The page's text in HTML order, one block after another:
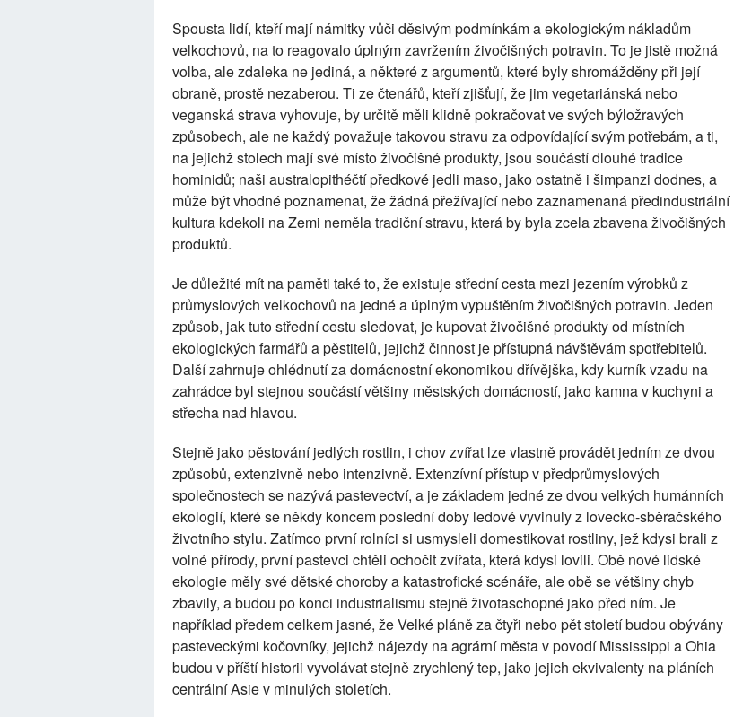
Spousta lidí, kteří mají námitky vůči děsivým podmínkám a ekologickým nákladům
velkochovů, na to reagovalo úplným zavržením živočišných potravin. To je jistě možná
volba, ale zdaleka ne jediná, a některé z argumentů, které byly shromážděny při její
obraně, prostě nezaberou. Ti ze čtenářů, kteří zjišťují, že jim vegetariánská nebo
veganská strava vyhovuje, by určitě měli klidně pokračovat ve svých býložravých
způsobech, ale ne každý považuje takovou stravu za odpovídající svým potřebám, a ti,
na jejichž stolech mají své místo živočišné produkty, jsou součástí dlouhé tradice
hominidů; naši australopithéčtí předkové jedli maso, jako ostatně i šimpanzi dodnes, a
může být vhodné poznamenat, že žádná přežívající nebo zaznamenaná předindustriální
kultura kdekoli na Zemi neměla tradiční stravu, která by byla zcela zbavena živočišných
produktů.
Je důležité mít na paměti také to, že existuje střední cesta mezi jezením výrobků z
průmyslových velkochovů na jedné a úplným vypuštěním živočišných potravin. Jeden
způsob, jak tuto střední cestu sledovat, je kupovat živočišné produkty od místních
ekologických farmářů a pěstitelů, jejichž činnost je přístupná návštěvám spotřebitelů.
Další zahrnuje ohlédnutí za domácnostní ekonomikou dřívějška, kdy kurník vzadu na
zahrádce byl stejnou součástí většiny městských domácností, jako kamna v kuchyni a
střecha nad hlavou.
Stejně jako pěstování jedlých rostlin, i chov zvířat lze vlastně provádět jedním ze dvou
způsobů, extenzivně nebo intenzivně. Extenzívní přístup v předprůmyslových
společnostech se nazývá pastevectví, a je základem jedné ze dvou velkých humánních
ekologií, které se někdy koncem poslední doby ledové vyvinuly z lovecko-sběračského
životního stylu. Zatímco první rolníci si usmysleli domestikovat rostliny, jež kdysi brali z
volné přírody, první pastevci chtěli ochočit zvířata, která kdysi lovili. Obě nové lidské
ekologie měly své dětské choroby a katastrofické scénáře, ale obě se většiny chyb
zbavily, a budou po konci industrialismu stejně životaschopné jako před ním. Je
například předem celkem jasné, že Velké pláně za čtyři nebo pět století budou obývány
pasteveckými kočovníky, jejichž nájezdy na agrární města v povodí Mississippi a Ohia
budou v příští historii vyvolávat stejně zrychlený tep, jako jejich ekvivalenty na pláních
centrální Asie v minulých stoletích.